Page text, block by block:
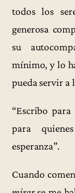
todos los
generosa
su
mínimo, y lo
pueda servir a
“Escribo
para
esperanza”.
Cuando